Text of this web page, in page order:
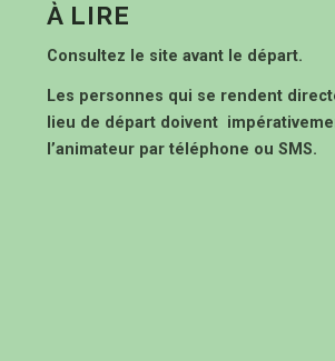
À LIRE
Consultez le site avant le départ.
Les personnes qui se rendent
lieu de départ doivent
l’animateur par téléphone ou SMS.